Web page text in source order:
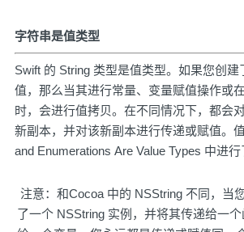
字符串是值类型
Swift 的 String 类型是值类型。如果您创建
值，那么当其进行常量、变量赋值操作或
时，会进行值拷贝。在不同情况下，都会
新副本，并对该新副本进行传递或赋值。
and Enumerations Are Value Types 中进行
注意：和Cocoa 中的 NSString 不同，当
了一个 NSString 实例，并将其传递给一